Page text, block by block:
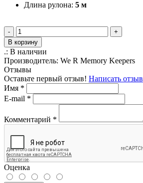
Длина рулона: 5 м
-
+
В корзину
.: В наличии
Производитель: We R Memory Keepers
Отзывы
Оставьте первый отзыв! Написать отзыв
Имя *
E-mail *
Комментарий *
Оценка